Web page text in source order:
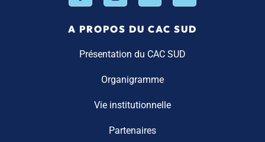
A PROPOS DU CAC SUD
Présentation du CAC SUD
Organigramme
Vie institutionnelle
Partenaires